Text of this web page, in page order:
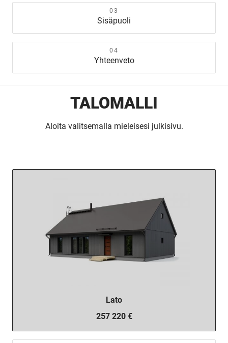
Sisäpuoli
Yhteenveto
TALOMALLI
Aloita valitsemalla mieleisesi julkisivu.
Lato
257 220 €